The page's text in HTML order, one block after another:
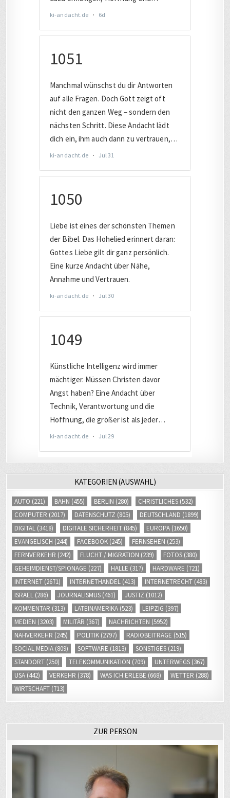
KATEGORIEN (AUSWAHL)
AUTO (221) BAHN (455) BERLIN (280) CHRISTLICHES (532)
COMPUTER (2017) DATENSCHUTZ (805) DEUTSCHLAND (1899)
DIGITAL (3418) DIGITALE SICHERHEIT (845) EUROPA (1650)
EVANGELISCH (244) FACEBOOK (245) FERNSEHEN (253)
FERNVERKEHR (242) FLUCHT / MIGRATION (239) FOTOS (380)
GEHEIMDIENST/SPIONAGE (227) HALLE (317) HARDWARE (721)
INTERNET (2671) INTERNETHANDEL (413) INTERNETRECHT (483)
ISRAEL (286) JOURNALISMUS (461) JUSTIZ (1012)
KOMMENTAR (313) LATEINAMERIKA (523) LEIPZIG (397)
MEDIEN (3203) MILITÄR (367) NACHRICHTEN (5952)
NAHVERKEHR (245) POLITIK (2797) RADIOBEITRÄGE (515)
SOCIAL MEDIA (809) SOFTWARE (1813) SONSTIGES (219)
STANDORT (250) TELEKOMMUNIKATION (709) UNTERWEGS (367)
USA (442) VERKEHR (378) WAS ICH ERLEBE (668) WETTER (288)
WIRTSCHAFT (713)
ZUR PERSON